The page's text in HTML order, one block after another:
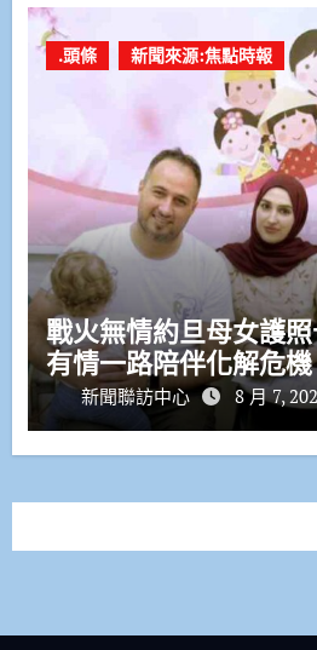
.頭條 新聞來源:焦點時報
戰火無情約旦母女護
有情一路陪伴化解危機
新聞聯訪中心 8 月 7,